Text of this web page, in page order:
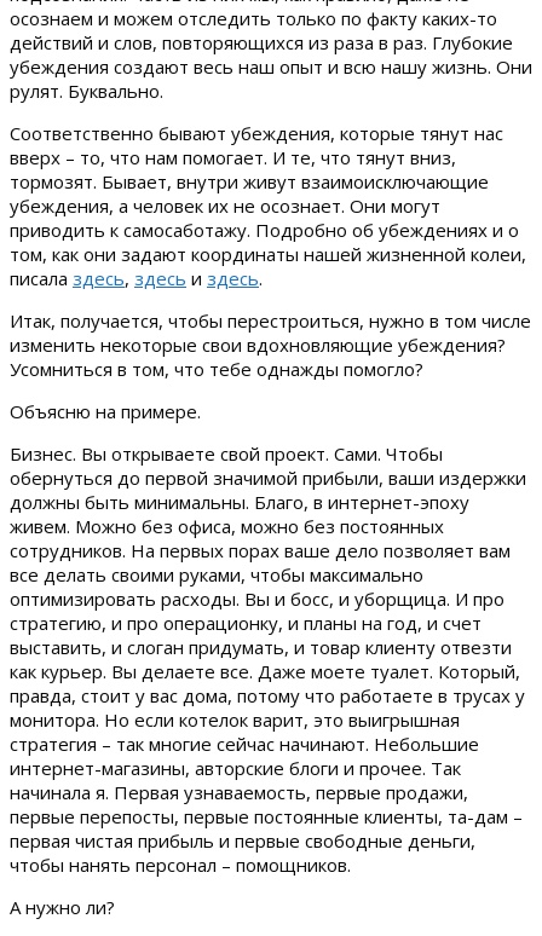
осознаем и можем отследить только по факту каких-то
действий и слов, повторяющихся из раза в раз. Глубокие
убеждения создают весь наш опыт и всю нашу жизнь. Они
рулят. Буквально.
Соответственно бывают убеждения, которые тянут нас
вверх – то, что нам помогает. И те, что тянут вниз,
тормозят. Бывает, внутри живут взаимоисключающие
убеждения, а человек их не осознает. Они могут
приводить к самосаботажу. Подробно об убеждениях и о
том, как они задают координаты нашей жизненной колеи,
писала здесь, здесь и здесь.
Итак, получается, чтобы перестроиться, нужно в том числе
изменить некоторые свои вдохновляющие убеждения?
Усомниться в том, что тебе однажды помогло?
Объясню на примере.
Бизнес. Вы открываете свой проект. Сами. Чтобы
обернуться до первой значимой прибыли, ваши издержки
должны быть минимальны. Благо, в интернет-эпоху
живем. Можно без офиса, можно без постоянных
сотрудников. На первых порах ваше дело позволяет вам
все делать своими руками, чтобы максимально
оптимизировать расходы. Вы и босс, и уборщица. И про
стратегию, и про операционку, и планы на год, и счет
выставить, и слоган придумать, и товар клиенту отвезти
как курьер. Вы делаете все. Даже моете туалет. Который,
правда, стоит у вас дома, потому что работаете в трусах у
монитора. Но если котелок варит, это выигрышная
стратегия – так многие сейчас начинают. Небольшие
интернет-магазины, авторские блоги и прочее. Так
начинала я. Первая узнаваемость, первые продажи,
первые перепосты, первые постоянные клиенты, та-дам –
первая чистая прибыль и первые свободные деньги,
чтобы нанять персонал – помощников.
А нужно ли?